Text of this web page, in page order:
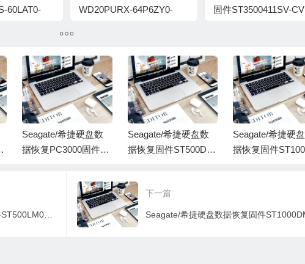
60LAT0-
WD20PURX-64P6ZY0-
0015000B-H4-1740
固件ST3500411SV-
Seagate/希捷硬盘数
据恢复PC3000固件ST
C63-ZA450FYF
Seagate/希捷硬盘数
据恢复固件ST500DM
A4214LA单1头无锁固
件
Seagate/希捷硬
据恢复固件
下一篇